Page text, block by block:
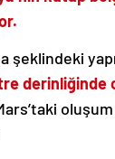
şeklindeki
derinliğinde